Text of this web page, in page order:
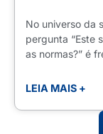
No universo da
pergunta “Este
as normas?” é
LEIA MAIS +